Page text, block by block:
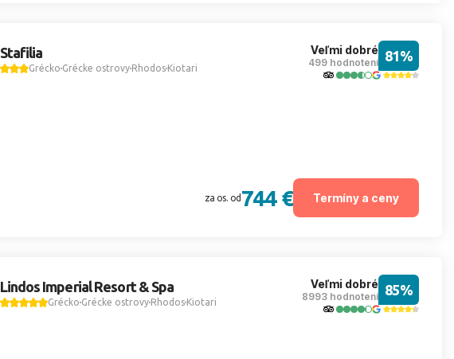
Stafilia
GréckoGrécke ostrovyRhodosKiotari
Veľmi dobré
499 hodnotení 81%
za os. od 744 € Termíny a ceny
Lindos Imperial Resort & Spa
GréckoGrécke ostrovyRhodosKiotari
Veľmi dobré
8993 hodnotení 85%